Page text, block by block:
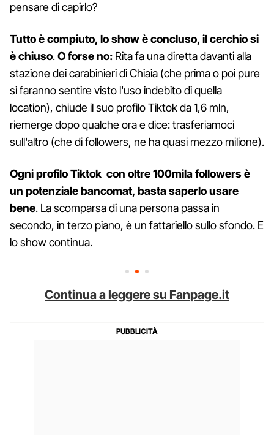
pensare di capirlo?
Tutto è compiuto, lo show è concluso, il cerchio si
è chiuso.O forse no: Rita fa una diretta davanti alla
stazione dei carabinieri di Chiaia (che prima o poi pure
si faranno sentire visto l'uso indebito di quella
location), chiude il suo profilo Tiktok da 1,6 mln,
riemerge dopo qualche ora e dice: trasferiamoci
sull'altro (che di followers, ne ha quasi mezzo milione).
Ogni profilo Tiktok con oltre 100mila followers è
un potenziale bancomat, basta saperlo usare
bene. La scomparsa di una persona passa in
secondo, in terzo piano, è un fattariello sullo sfondo. E
lo show continua.
Continua a leggere su Fanpage.it